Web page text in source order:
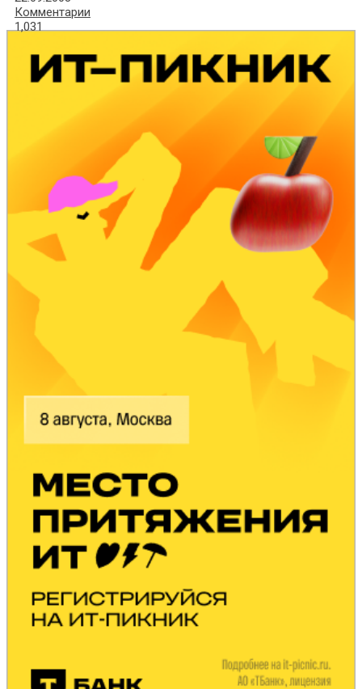
Комментарии
1,031